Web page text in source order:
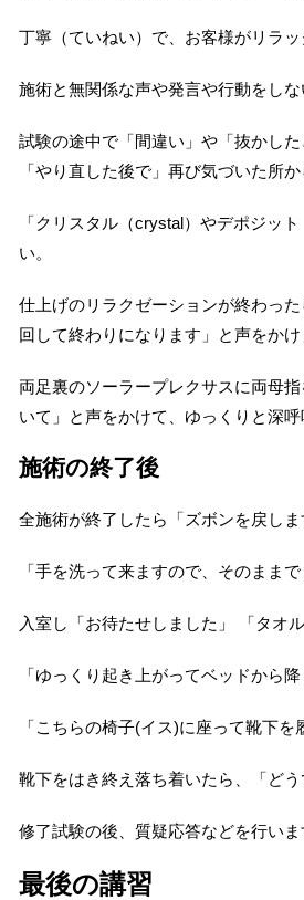
丁寧（ていねい）で、お客様がリラ
施術と無関係な声や発言や行動をしな
試験の途中で「間違い」や「抜かし
「やり直した後で」再び気づいた所
「クリスタル（crystal）やデポジッ
い。
仕上げのリラクゼーションが終わっ
回して終わりになります」と声をかけ
両足裏のソーラープレクサスに両母
いて」と声をかけて、ゆっくりと深呼
施術の終了後
全施術が終了したら「ズボンを戻し
「手を洗って来ますので、そのまま
入室し「お待たせしました」 「タオ
「ゆっくり起き上がってベッドから
「こちらの椅子(イス)に座って靴下
靴下をはき終え落ち着いたら、「ど
修了試験の後、質疑応答などを行い
最後の講習